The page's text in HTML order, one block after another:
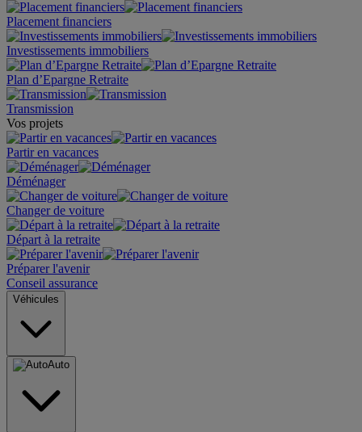
Placement financiers
Investissements immobiliers
Plan d’Epargne Retraite
Transmission
Vos projets
Partir en vacances
Déménager
Changer de voiture
Départ à la retraite
Préparer l'avenir
Conseil assurance
Véhicules
Auto